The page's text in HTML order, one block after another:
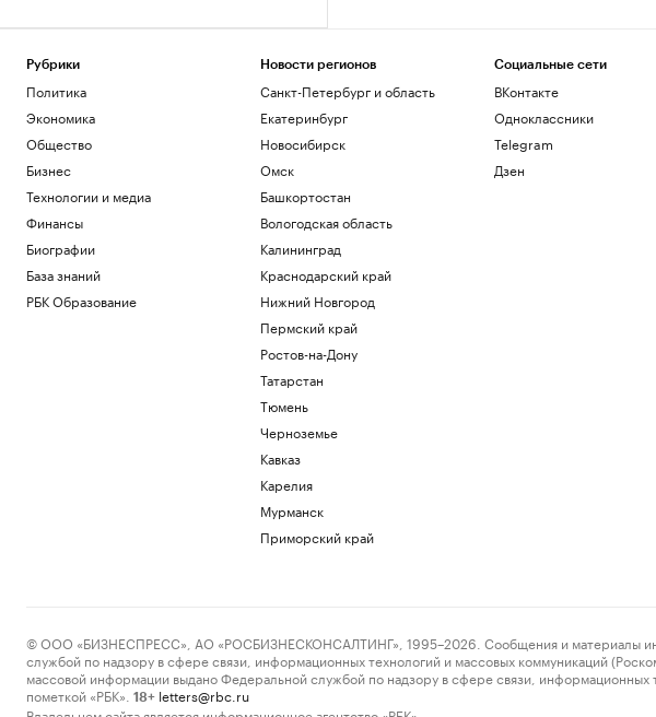
Рубрики
Политика
Экономика
Общество
Бизнес
Технологии и медиа
Финансы
Биографии
База знаний
РБК Образование
Новости регионов
Санкт-Петербург и область
Екатеринбург
Новосибирск
Омск
Башкортостан
Вологодская область
Калининград
Краснодарский край
Нижний Новгород
Пермский край
Ростов-на-Дону
Татарстан
Тюмень
Черноземье
Кавказ
Карелия
Мурманск
Приморский край
Социальные сети
ВКонтакте
Одноклассники
Telegram
Дзен
© ООО «БИЗНЕСПРЕСС», АО «РОСБИЗНЕСКОНСАЛТИНГ», 1995–2026. Сообщения и материалы
службой по надзору в сфере связи, информационных технологий и массовых коммуникаций
массовой информации выдано Федеральной службой по надзору в сфере связи,
пометкой «РБК».
18+ letters@rbc.ru